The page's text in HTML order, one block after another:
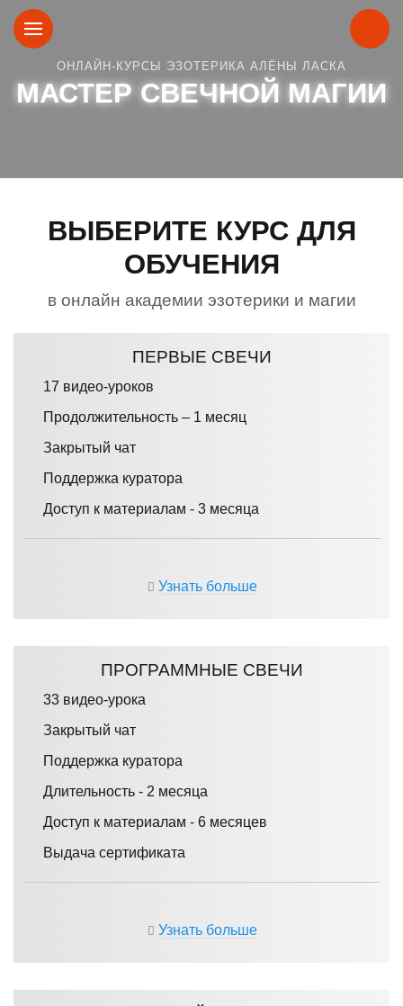
ОНЛАЙН-КУРСЫ ЭЗОТЕРИКА АЛЁНЫ ЛАСКА
МАСТЕР СВЕЧНОЙ МАГИИ
ВЫБЕРИТЕ КУРС ДЛЯ
ОБУЧЕНИЯ
в онлайн академии эзотерики и магии
ПЕРВЫЕ СВЕЧИ
17 видео-уроков
Продолжительность – 1 месяц
Закрытый чат
Поддержка куратора
Доступ к материалам - 3 месяца
Узнать больше
ПРОГРАММНЫЕ СВЕЧИ
33 видео-урока
Закрытый чат
Поддержка куратора
Длительность - 2 месяца
Доступ к материалам - 6 месяцев
Выдача сертификата
Узнать больше